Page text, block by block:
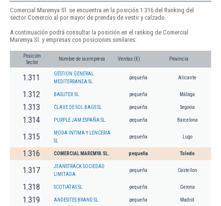
Comercial Maremya Sl. se encuentra en la posición 1.316 del Ranking del
sector Comercio al por mayor de prendas de vestir y calzado.
A continuación podrá consultar la posición en el ranking de Comercial
Maremya Sl. y empresas con posiciones similares:
Posición
Sector
Nombre de la empresa Ventas (€) Provincia
1.311
GESTION GENERAL
MEDITERRANEA SL.
pequeña Alicante
1.312 BASUTEX SL pequeña Málaga
1.313 CLAVE DE SOL BAGS SL pequeña Segovia
1.314 PURPLE JAM ESPAÑA SL. pequeña Barcelona
1.315
MODA INTIMA Y LENCERIA
SL
pequeña Lugo
1.316 COMERCIAL MAREMYA SL. pequeña Toledo
1.317
JEANSTRACK SOCIEDAD
LIMITADA.
pequeña Castellon
1.318 SCOTIATAS SL pequeña Gerona
1.319 ANDESITES BRAND SL. pequeña Madrid